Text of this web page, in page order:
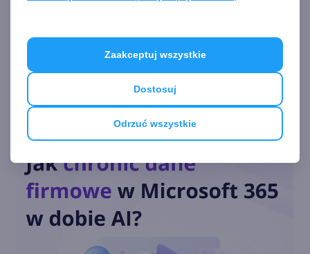
Odrzuć wszystkie
Dostosuj
Zaakceptuj wszystkie
Bethesda nie spieszy się z
nowym Falloutem
Microsoft Flight Simulator
listopadzie
promocji na 15-lecie